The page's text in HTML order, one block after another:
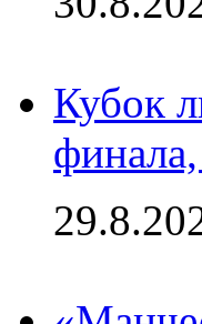
Кубок